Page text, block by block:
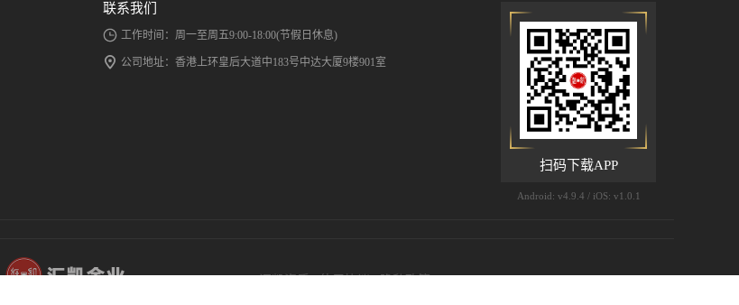
联系我们
工作时间：周一至周五9:00-18:00(节假日休息)
公司地址：香港上环皇后大道中183号中达大厦9楼901室
扫码下载APP
Android: v4.9.4 / iOS: v1.0.1